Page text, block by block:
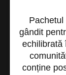
Pachetul
gândit
echilibrată
conține